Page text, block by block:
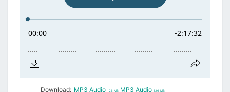
Download: MP3 Audio 126 MB MP3 Audio 126 MB